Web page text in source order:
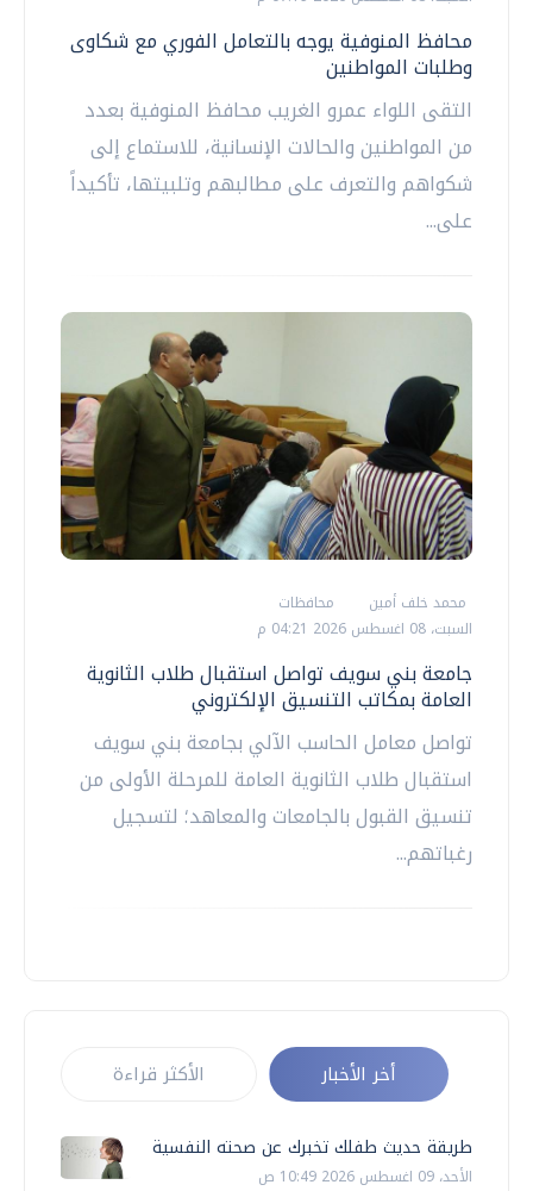
محافظ المنوفية يوجه بالتعامل الفوري مع شكاوى
وطلبات المواطنين
التقى اللواء عمرو الغريب محافظ المنوفية بعدد
من المواطنين والحالات الإنسانية، للاستماع إلى
شكواهم والتعرف على مطالبهم وتلبيتها، تأكيداً
على...
محمد خلف أمين
محافظات
السبت، 08 اغسطس 2026 04:21 م
جامعة بني سويف تواصل استقبال طلاب الثانوية
العامة بمكاتب التنسيق الإلكتروني
تواصل معامل الحاسب الآلي بجامعة بني سويف
استقبال طلاب الثانوية العامة للمرحلة الأولى من
تنسيق القبول بالجامعات والمعاهد؛ لتسجيل
رغباتهم...
أخر الأخبار الأكثر قراءة
طريقة حديث طفلك تخبرك عن صحته النفسية
الأحد، 09 اغسطس 2026 10:49 ص